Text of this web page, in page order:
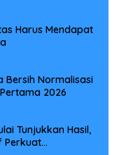
Harus Mendapat
Bersih Normalisasi
2026
Tunjukkan Hasil,
Perkuat